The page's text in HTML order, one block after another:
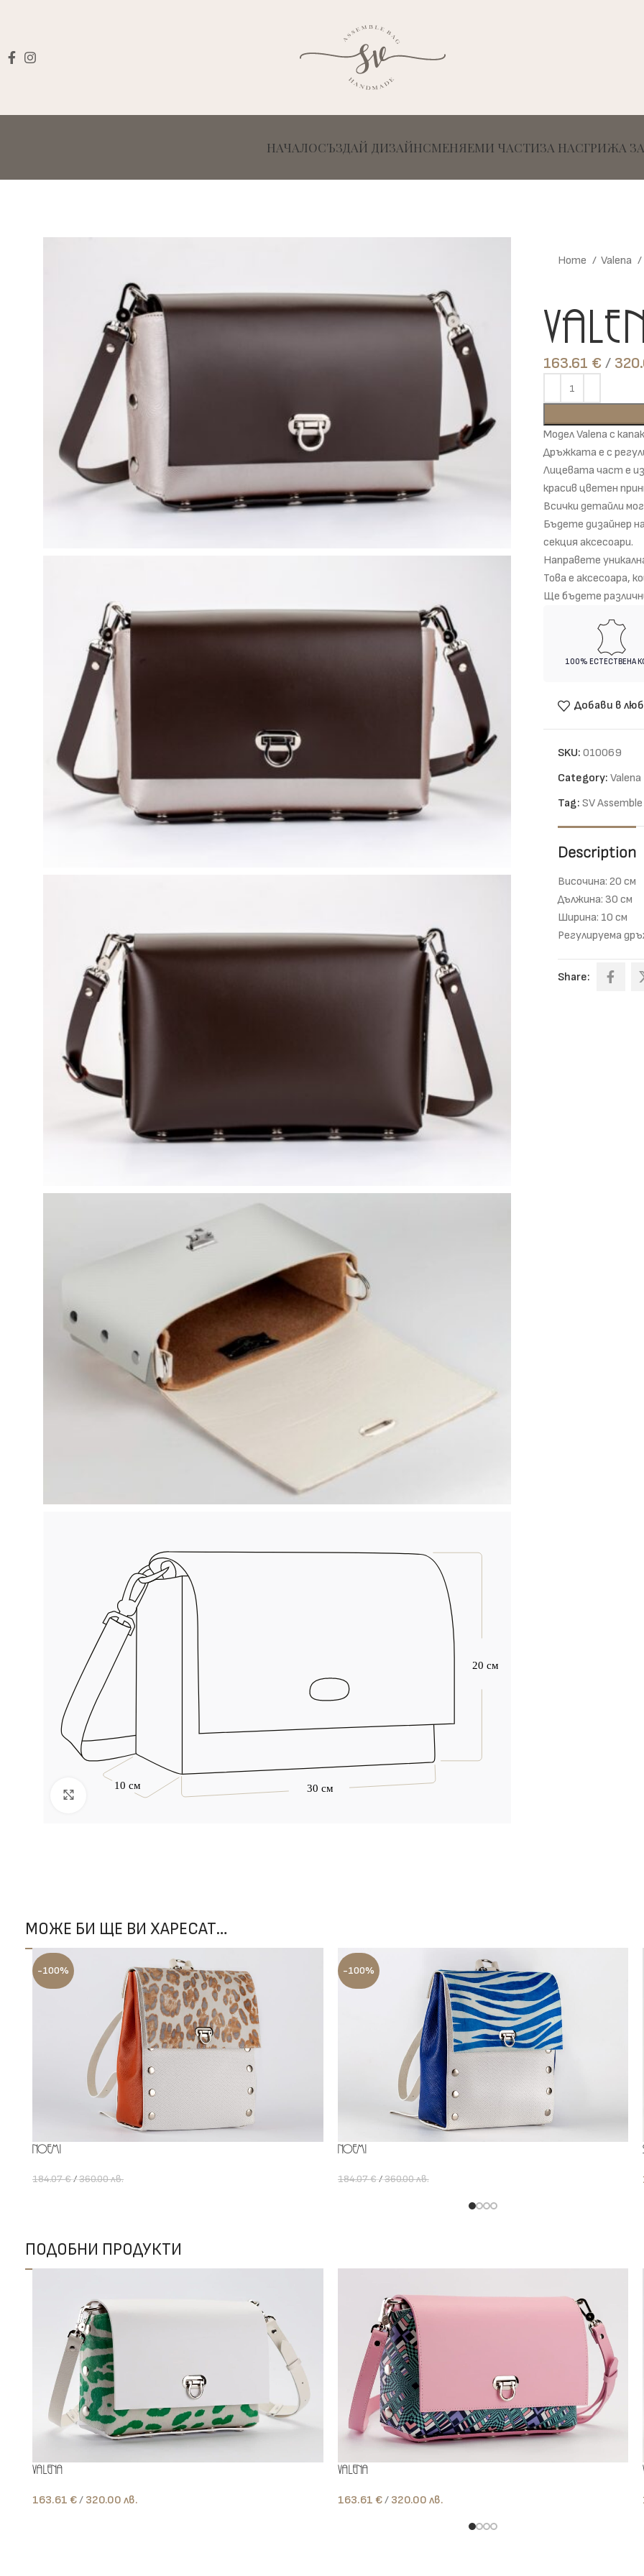
НАЧАЛОСЪЗДАЙ ДИЗАЙНСМЕНЯЕМИ ЧАСТИЗА НАСГРИЖА
Click to enlarge
Home Valena
163.61 €
Модел Valena с
Дръжката е с
Лицевата част е
красив цветен
Всички детайли
Бъдете дизайнер
секция аксесоари.
Направете
Това е аксесоара,
Ще бъдете
100% ЕСТЕСТВЕНА
Добави в
SKU: 010069
Category: Valena
Tag: SV
Description
Височина: 20 см
Дължина: 30 см
Ширина: 10 см
Регулируема
Share:
МОЖЕ БИ ЩЕ ВИ ХАРЕСАТ…
-100%
Noemi
184.07€/360.00лв.
-100%
Noemi
184.07€/360.00лв.
ПОДОБНИ ПРОДУКТИ
Valena
163.61€ лв.
Valena
163.61 € лв.